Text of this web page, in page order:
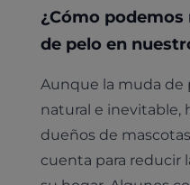
¿Cómo
de pelo en
Aunque la muda de
natural e inevitable,
dueños de
cuenta para reducir